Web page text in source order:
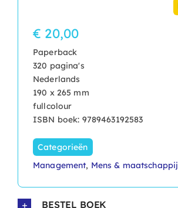
€ 20,00
Paperback
320 pagina's
Nederlands
190 x 265 mm
fullcolour
ISBN boek: 9789463192583
Categorieën
Management, Mens & maatschappij
BESTEL BOEK